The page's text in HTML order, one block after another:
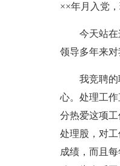
××年月入党
今天站
领导多年来对
我竞聘
心。处理工
分热爱这项
处理股，对
成绩，而且